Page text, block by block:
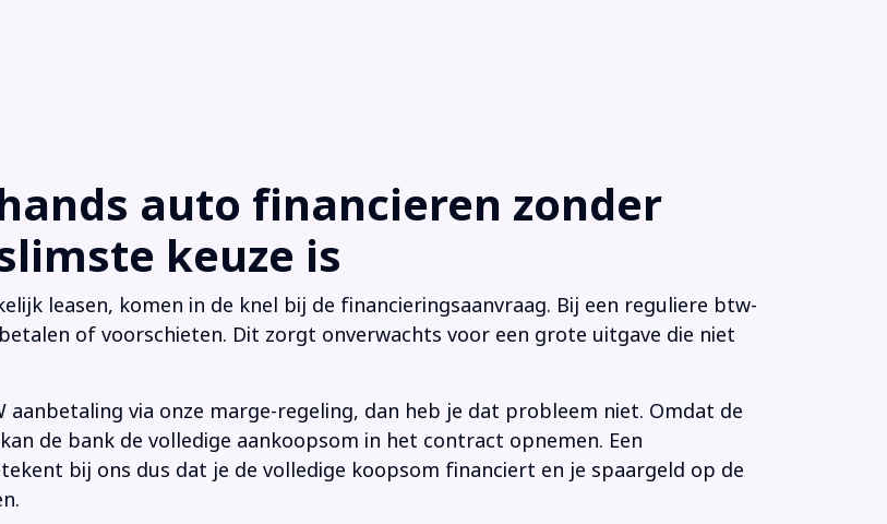
auto financieren zonder
keuze is
leasen, komen in de knel bij de financieringsaanvraag. Bij een reguliere btw-
of voorschieten. Dit zorgt onverwachts voor een grote uitgave die niet
aanbetaling via onze marge-regeling, dan heb je dat probleem niet. Omdat de
de bank de volledige aankoopsom in het contract opnemen. Een
bij ons dus dat je de volledige koopsom financiert en je spaargeld op de